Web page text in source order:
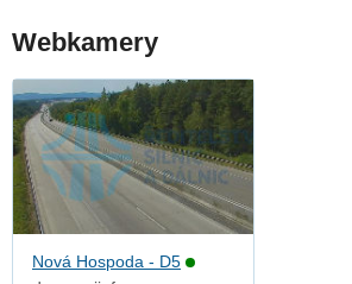
Webkamery
Nová Hospoda - D5